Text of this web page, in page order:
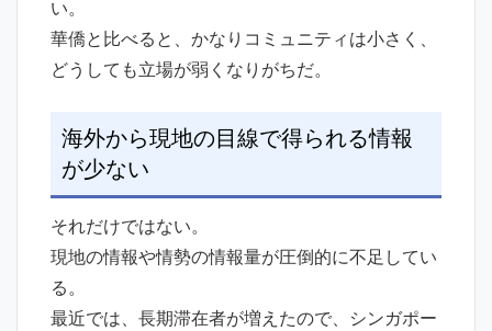
い。
華僑と比べると、かなりコミュニティは小さく、
どうしても立場が弱くなりがちだ。
海外から現地の目線で得られる情報
が少ない
それだけではない。
現地の情報や情勢の情報量が圧倒的に不足してい
る。
最近では、長期滞在者が増えたので、シンガポー